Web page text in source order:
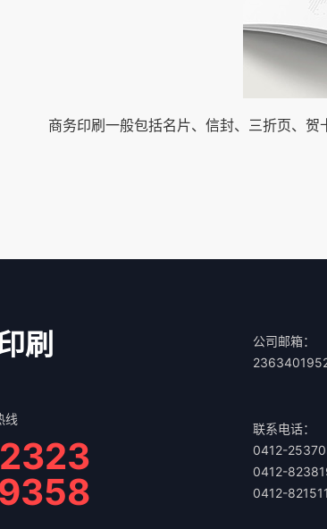
商务印刷一般包括名片、信封、三折页、贺
刷
线
公司邮箱：
联系电话：
0412-
0412-
0412-